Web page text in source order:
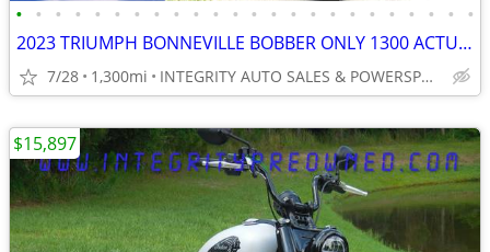
• • • • • • • • • • • • • • • • • • • • • • • •
2023 TRIUMPH BONNEVILLE BOBBER ONLY 1300 ACTUAL MILES LIKE NEW BIKE!!!
7/28 1,300mi INTEGRITY AUTO SALES & POWERSPORTS
$15,897